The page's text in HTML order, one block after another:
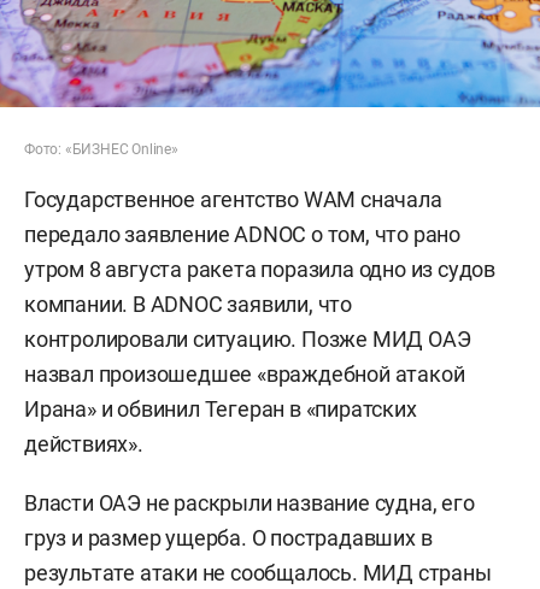
Фото: «БИЗНЕС Online»
Государственное агентство WAM сначала
передало заявление ADNOC о том, что рано
утром 8 августа ракета поразила одно из судов
компании. В ADNOC заявили, что
контролировали ситуацию. Позже МИД ОАЭ
назвал произошедшее «враждебной атакой
Ирана» и обвинил Тегеран в «пиратских
действиях».
Власти ОАЭ не раскрыли название судна, его
груз и размер ущерба. О пострадавших в
результате атаки не сообщалось. МИД страны